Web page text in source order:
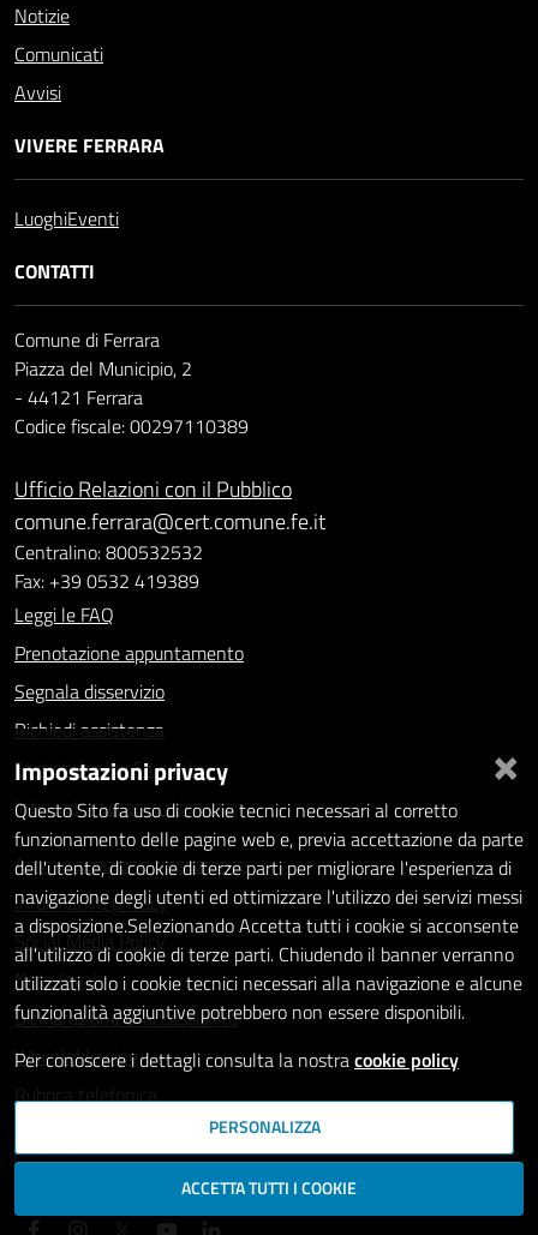
Notizie
Comunicati
Avvisi
VIVERE FERRARA
LuoghiEventi
CONTATTI
Comune di Ferrara
Piazza del Municipio, 2
- 44121 Ferrara
Codice fiscale: 00297110389
Ufficio Relazioni con il Pubblico
comune.ferrara@cert.comune.fe.it
Centralino: 800532532
Fax: +39 0532 419389
Leggi le FAQ
Prenotazione appuntamento
Segnala disservizio
Richiedi assistenza
Statistiche dei Siti web
Intranet - accesso riservato
Amministrazione trasparente
Informativa privacy
Social Media Policy
Note legali
Dichiarazione di accessibilità
Whistleblowing
Rubrica telefonica
SEGUICI SU
×
Impostazioni privacy
Questo Sito fa uso di cookie tecnici necessari al corretto
funzionamento delle pagine web e, previa accettazione da parte
dell'utente, di cookie di terze parti per migliorare l'esperienza di
navigazione degli utenti ed ottimizzare l'utilizzo dei servizi messi
a disposizione.Selezionando Accetta tutti i cookie si acconsente
all'utilizzo di cookie di terze parti. Chiudendo il banner verranno
utilizzati solo i cookie tecnici necessari alla navigazione e alcune
funzionalità aggiuntive potrebbero non essere disponibili.
Per conoscere i dettagli consulta la nostracookie policy
PERSONALIZZA
ACCETTA TUTTI I COOKIE